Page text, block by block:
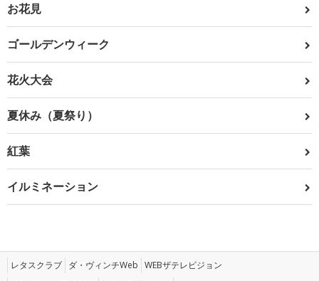
お花見
ゴールデンウィーク
花火大会
夏休み（夏祭り）
紅葉
イルミネーション
レタスクラブ ダ・ヴィンチWeb WEBザテレビジョン